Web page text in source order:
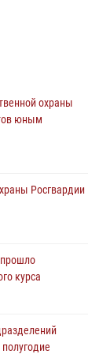
мошенничеству
«Ермак»
память детей
охраны
юным
Росгвардии
прошло
курса